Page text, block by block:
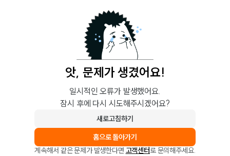
앗, 문제가 생겼어요!
일시적인 오류가 발생했어요.
잠시 후에 다시 시도해주시겠어요?
새로고침하기
홈으로 돌아가기
계속해서 같은 문제가 발생한다면 고객센터로 문의해주세요.